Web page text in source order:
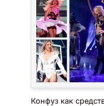
Конфуз как